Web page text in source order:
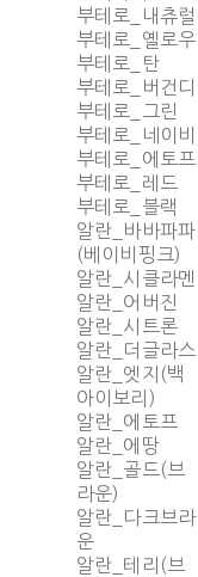
부테로_내츄럴
부테로_옐로우
부테로_탄
부테로_버건디
부테로_그린
부테로_네이비
부테로_에토프
부테로_레드
부테로_블랙
알란_바바파파
(베이비핑크)
알란_시클라멘
알란_어버진
알란_시트론
알란_더글라스
알란_엣지(백
아이보리)
알란_에토프
알란_에땅
알란_골드(브
라운)
알란_다크브라
운
알란_테리(브